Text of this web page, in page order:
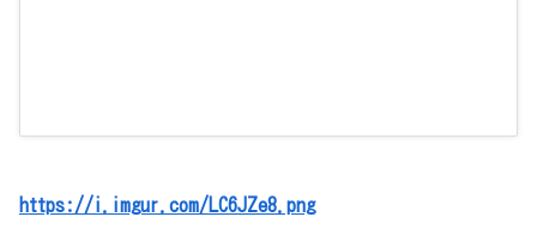
https://i.imgur.com/LC6JZe8.png